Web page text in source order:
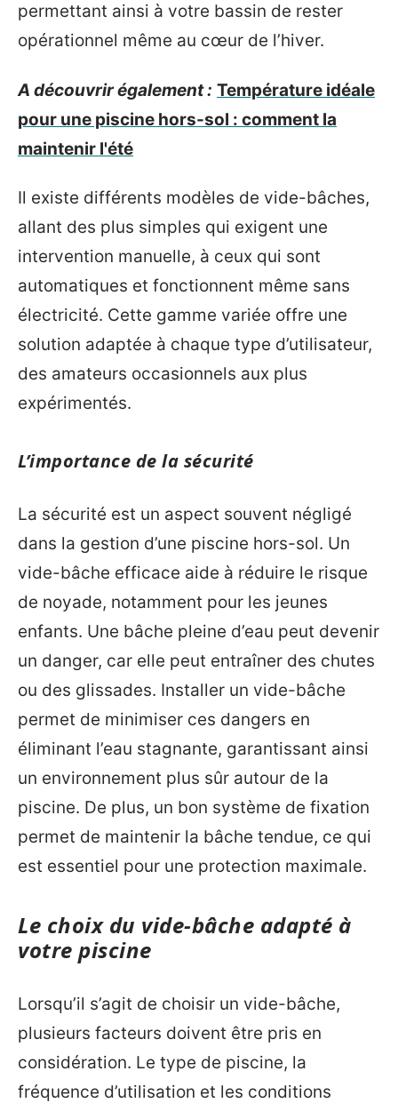
permettant ainsi à votre bassin de rester
opérationnel même au cœur de l’hiver.
A découvrir également : Température idéale
pour une piscine hors-sol : comment la
maintenir l'été
Il existe différents modèles de vide-bâches,
allant des plus simples qui exigent une
intervention manuelle, à ceux qui sont
automatiques et fonctionnent même sans
électricité. Cette gamme variée offre une
solution adaptée à chaque type d’utilisateur,
des amateurs occasionnels aux plus
expérimentés.
L’importance de la sécurité
La sécurité est un aspect souvent négligé
dans la gestion d’une piscine hors-sol. Un
vide-bâche efficace aide à réduire le risque
de noyade, notamment pour les jeunes
enfants. Une bâche pleine d’eau peut devenir
un danger, car elle peut entraîner des chutes
ou des glissades. Installer un vide-bâche
permet de minimiser ces dangers en
éliminant l’eau stagnante, garantissant ainsi
un environnement plus sûr autour de la
piscine. De plus, un bon système de fixation
permet de maintenir la bâche tendue, ce qui
est essentiel pour une protection maximale.
Le choix du vide-bâche adapté à
votre piscine
Lorsqu’il s’agit de choisir un vide-bâche,
plusieurs facteurs doivent être pris en
considération. Le type de piscine, la
fréquence d’utilisation et les conditions